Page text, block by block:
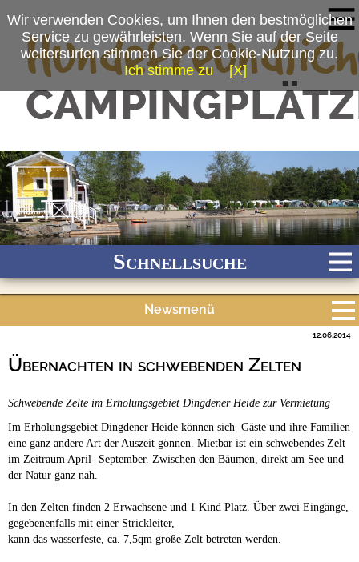
Schnellsuche
Newsmenü
Campingplätze
Camping & Caravan
Touristik
Übernachten in schwebenden Zelten
12.06.2014
Schwebende Zelte im Erholungsgebiet Dingdener Heide zur Vermietung
Im Erholungsgebiet Dingdener Heide können sich Gäste und ihre Familien
eine ganz andere Art der Auszeit gönnen. Mietbar ist ein schwebendes Zelt
im Zeitraum April- September. Zwischen den Bäumen, direkt am See und
der Natur ganz nah.
In den Zelten finden 2 Erwachsene und 1 Kind Platz. Über zwei Eingänge,
gegebenenfalls mit einer Strickleiter,
kann das wasserfeste, ca. 7,5qm große Zelt betreten werden.
Wir verwenden Cookies, um Ihnen den bestmöglichen
Service zu gewährleisten. Wenn Sie auf der Seite
weitersurfen stimmen Sie der Cookie-Nutzung zu.
Ich stimme zu
[X]